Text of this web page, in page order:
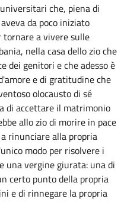
che, piena di
da poco iniziato
a vivere sulle
nella casa dello zio che
dei genitori e che adesso è
e di gratitudine che
olocausto di sé
di accettare il matrimonio
allo zio di morire in pace
rinunciare alla propria
modo per risolvere i
una vergine giurata: una di
certo punto della propria
e di rinnegare la propria